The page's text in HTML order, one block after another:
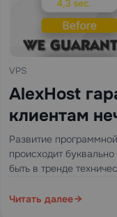
VPS
AlexHost
клиентам
Развитие
происходит
быть в тренде
Читать далее